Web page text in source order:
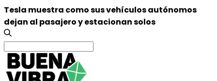
Tesla muestra como sus vehículos autónomos
dejan al pasajero y estacionan solos
Search
for: